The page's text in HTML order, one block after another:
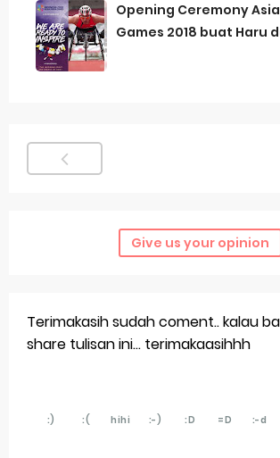
Opening Ceremony
Games 2018 buat Haru
Give us your opinion
Terimakasih sudah coment.. kalau
share tulisan ini... terimakaasihhh
:) :( hihi :-) :D =D :-d